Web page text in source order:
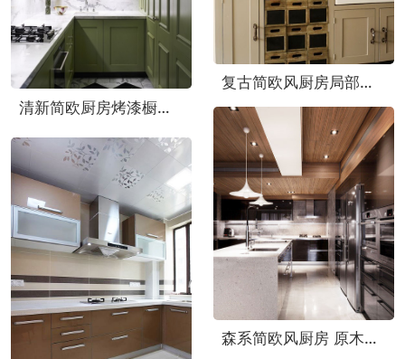
清新简欧厨房烤漆橱柜装饰图
复古简欧风厨房局部摆台设计
森系简欧风厨房 原木吊顶装修效果图